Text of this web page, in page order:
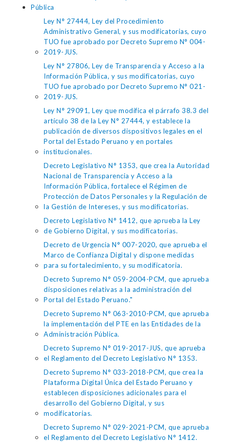
Pública
Ley N° 27444, Ley del Procedimiento
Administrativo General, y sus modificatorias, cuyo
TUO fue aprobado por Decreto Supremo N° 004-
2019-JUS.
Ley N° 27806, Ley de Transparencia y Acceso a la
Información Pública, y sus modificatorias, cuyo
TUO fue aprobado por Decreto Supremo N° 021-
2019-JUS.
Ley N° 29091, Ley que modifica el párrafo 38.3 del
artículo 38 de la Ley N° 27444, y establece la
publicación de diversos dispositivos legales en el
Portal del Estado Peruano y en portales
institucionales.
Decreto Legislativo N° 1353, que crea la Autoridad
Nacional de Transparencia y Acceso a la
Información Pública, fortalece el Régimen de
Protección de Datos Personales y la Regulación de
la Gestión de Intereses, y sus modificatorias.
Decreto Legislativo N° 1412, que aprueba la Ley
de Gobierno Digital, y sus modificatorias.
Decreto de Urgencia N° 007-2020, que aprueba el
Marco de Confianza Digital y dispone medidas
para su fortalecimiento, y su modificatoria.
Decreto Supremo N° 059-2004-PCM, que aprueba
disposiciones relativas a la administración del
Portal del Estado Peruano."
Decreto Supremo N° 063-2010-PCM, que aprueba
la implementación del PTE en las Entidades de la
Administración Pública.
Decreto Supremo N° 019-2017-JUS, que aprueba
el Reglamento del Decreto Legislativo N° 1353.
Decreto Supremo N° 033-2018-PCM, que crea la
Plataforma Digital Única del Estado Peruano y
establecen disposiciones adicionales para el
desarrollo del Gobierno Digital, y sus
modificatorias.
Decreto Supremo N° 029-2021-PCM, que aprueba
el Reglamento del Decreto Legislativo N° 1412.